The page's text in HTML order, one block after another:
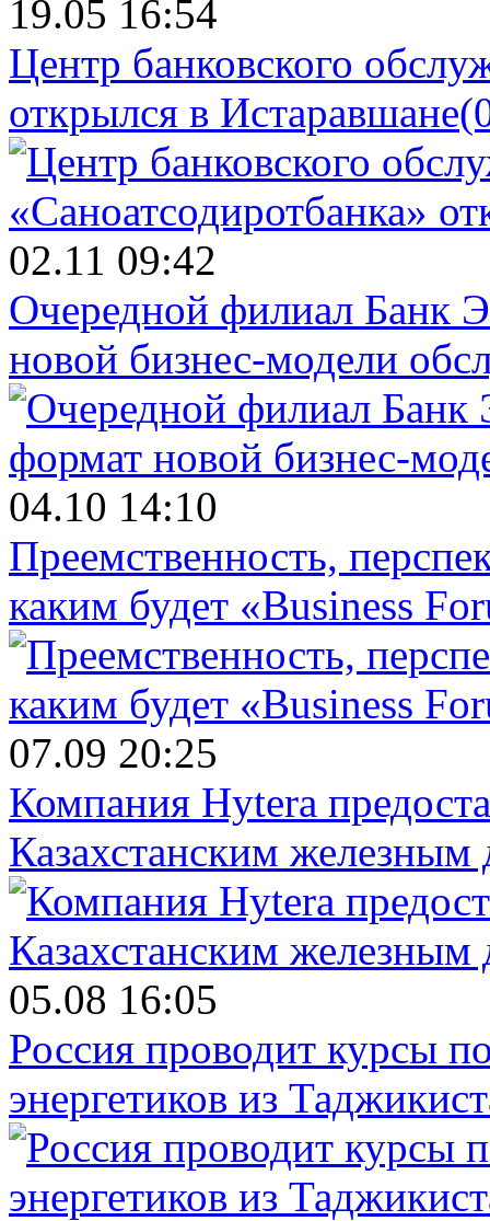
19.05 16:54
Центр банковского
открылся в Истаравшане
02.11 09:42
Очередной филиал Банк
новой бизнес-модели
04.10 14:10
Преемственность,
каким будет «Business
07.09 20:25
Компания Hytera
Казахстанским железным
05.08 16:05
Россия проводит курсы
энергетиков из